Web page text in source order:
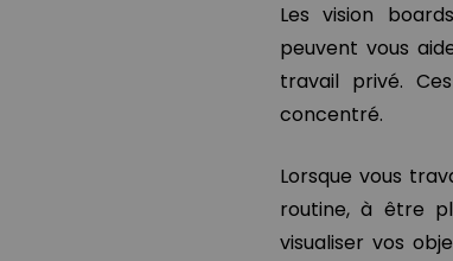
Les vision
peuvent vous
travail privé.
concentré.
Lorsque vous
routine, à être
visualiser vos